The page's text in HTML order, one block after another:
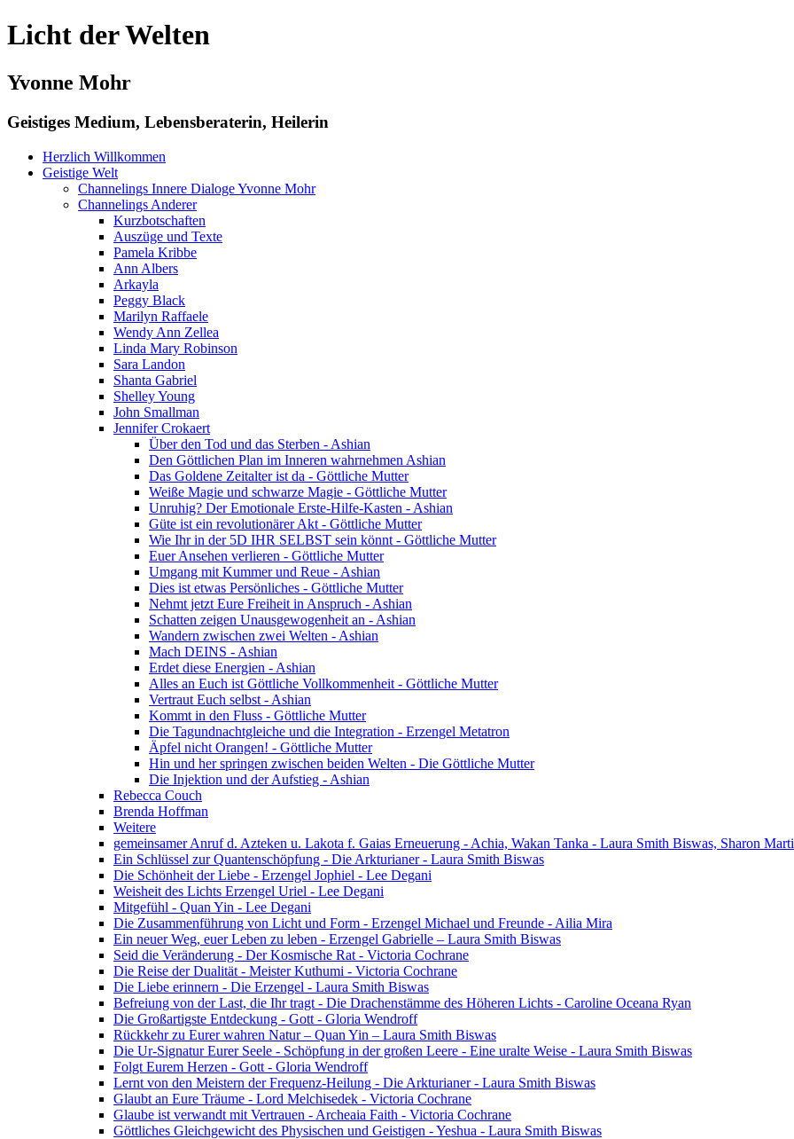
Licht der Welten
Yvonne Mohr
Geistiges Medium, Lebensberaterin, Heilerin
Herzlich Willkommen
Geistige Welt
Channelings Innere Dialoge Yvonne Mohr
Channelings Anderer
Kurzbotschaften
Auszüge und Texte
Pamela Kribbe
Ann Albers
Arkayla
Peggy Black
Marilyn Raffaele
Wendy Ann Zellea
Linda Mary Robinson
Sara Landon
Shanta Gabriel
Shelley Young
John Smallman
Jennifer Crokaert
Über den Tod und das Sterben - Ashian
Den Göttlichen Plan im Inneren wahrnehmen Ashian
Das Goldene Zeitalter ist da - Göttliche Mutter
Weiße Magie und schwarze Magie - Göttliche Mutter
Unruhig? Der Emotionale Erste-Hilfe-Kasten - Ashian
Güte ist ein revolutionärer Akt - Göttliche Mutter
Wie Ihr in der 5D IHR SELBST sein könnt - Göttliche Mutter
Euer Ansehen verlieren - Göttliche Mutter
Umgang mit Kummer und Reue - Ashian
Dies ist etwas Persönliches - Göttliche Mutter
Nehmt jetzt Eure Freiheit in Anspruch - Ashian
Schatten zeigen Unausgewogenheit an - Ashian
Wandern zwischen zwei Welten - Ashian
Mach DEINS - Ashian
Erdet diese Energien - Ashian
Alles an Euch ist Göttliche Vollkommenheit - Göttliche Mutter
Vertraut Euch selbst - Ashian
Kommt in den Fluss - Göttliche Mutter
Die Tagundnachtgleiche und die Integration - Erzengel Metatron
Äpfel nicht Orangen! - Göttliche Mutter
Hin und her springen zwischen beiden Welten - Die Göttliche Mutter
Die Injektion und der Aufstieg - Ashian
Rebecca Couch
Brenda Hoffman
Weitere
gemeinsamer Anruf d. Azteken u. Lakota f. Gaias Erneuerung - Achia, Wakan Tanka - Laura Smith Biswas, Sharon
Ein Schlüssel zur Quantenschöpfung - Die Arkturianer - Laura Smith Biswas
Die Schönheit der Liebe - Erzengel Jophiel - Lee Degani
Weisheit des Lichts Erzengel Uriel - Lee Degani
Mitgefühl - Quan Yin - Lee Degani
Die Zusammenführung von Licht und Form - Erzengel Michael und Freunde - Ailia Mira
Ein neuer Weg, euer Leben zu leben - Erzengel Gabrielle – Laura Smith Biswas
Seid die Veränderung - Der Kosmische Rat - Victoria Cochrane
Die Reise der Dualität - Meister Kuthumi - Victoria Cochrane
Die Liebe erinnern - Die Erzengel - Laura Smith Biswas
Befreiung von der Last, die Ihr tragt - Die Drachenstämme des Höheren Lichts - Caroline Oceana Ryan
Die Großartigste Entdeckung - Gott - Gloria Wendroff
Rückkehr zu Eurer wahren Natur – Quan Yin – Laura Smith Biswas
Die Ur-Signatur Eurer Seele - Schöpfung in der großen Leere - Eine uralte Weise - Laura Smith Biswas
Folgt Eurem Herzen - Gott - Gloria Wendroff
Lernt von den Meistern der Frequenz-Heilung - Die Arkturianer - Laura Smith Biswas
Glaubt an Eure Träume - Lord Melchisedek - Victoria Cochrane
Glaube ist verwandt mit Vertrauen - Archeaia Faith - Victoria Cochrane
Göttliches Gleichgewicht des Physischen und Geistigen - Yeshua - Laura Smith Biswas